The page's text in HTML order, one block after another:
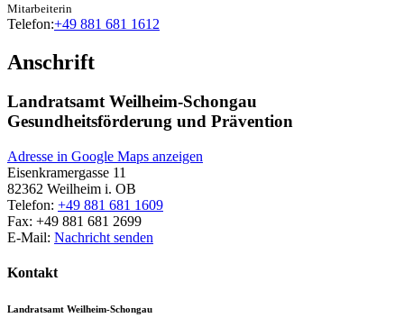
Mitarbeiterin
Telefon:+49 881 681 1612
Anschrift
Landratsamt Weilheim-Schongau
Gesundheitsförderung und Prävention
Adresse in Google Maps anzeigen
Eisenkramergasse 11
82362 Weilheim i. OB
Telefon: +49 881 681 1609
Fax: +49 881 681 2699
E-Mail: Nachricht senden
Kontakt
Landratsamt Weilheim-Schongau